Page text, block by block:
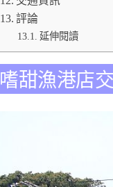
評論
延伸閱讀
嗜甜漁港店